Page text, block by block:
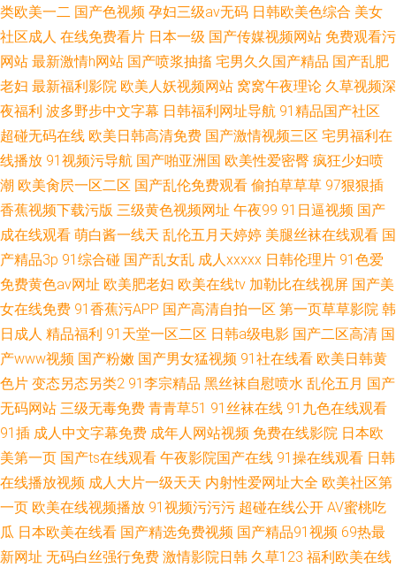
类欧美一二 国产色视频 孕妇三级av无码 日韩欧美色综合 美女
社区成人 在线免费看片 日本一级 国产传媒视频网站 免费观看污
网站 最新激情h网站 国产喷浆抽搐 宅男久久国产精品 国产乱肥
老妇 最新福利影院 欧美人妖视频网站 窝窝午夜理论 久草视频深
夜福利 波多野步中文字幕 日韩福利网址导航 91精品国产社区
超碰无码在线 欧美日韩高清免费 国产激情视频三区 宅男福利在
线播放 91视频污导航 国产啪亚洲国 欧美性爱密臀 疯狂少妇喷
潮 欧美肏屄一区二区 国产乱伦免费观看 偷拍草草草 97狠狠插
香蕉视频下载污版 三级黄色视频网址 午夜99 91日逼视频 国产
成在线观看 萌白酱一线天 乱伦五月天婷婷 美腿丝袜在线观看 国
产精品3p 91综合碰 国产乱女乱 成人xxxxx 日韩伦理片 91色爱
免费黄色av网址 欧美肥老妇 欧美在线tv 加勒比在线视屏 国产美
女在线免费 91香蕉污APP 国产高清自拍一区 第一页草草影院 韩
日成人 精品福利 91天堂一区二区 日韩a级电影 国产二区高清 国
产www视频 国产粉嫩 国产男女猛视频 91社在线看 欧美日韩黄
色片 变态另态另类2 91李宗精品 黑丝袜自慰喷水 乱伦五月 国产
无码网站 三级无毒免费 青青草51 91丝袜在线 91九色在线观看
91插 成人中文字幕免费 成年人网站视频 免费在线影院 日本欧
美第一页 国产ts在线观看 午夜影院国产在线 91操在线观看 日韩
在线播放视频 成人大片一级天天 内射性爱网址大全 欧美社区第
一页 欧美在线视频播放 91视频污污污 超碰在线公开 AV蜜桃吃
瓜 日本欧美在线看 国产精选免费视频 国产精品91视频 69热最
新网址 无码白丝强行免费 激情影院日韩 久草123 福利欧美在线